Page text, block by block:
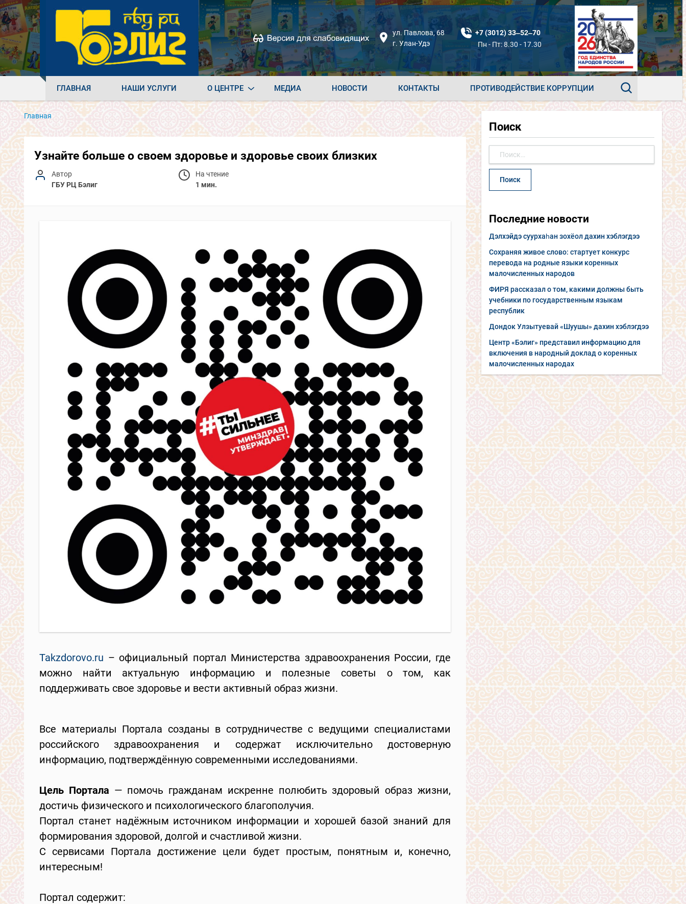
ул. Павлова, 68
г. Улан-Удэ
+7 (3012) 33‒52‒70
Пн - Пт: 8.30 - 17.30
ГЛАВНАЯ НАШИ УСЛУГИ О ЦЕНТРЕ МЕДИА НОВОСТИ КОНТАКТЫ ПРОТИВОДЕЙСТВИЕ КОРРУПЦИИ
Главная
Узнайте больше о своем здоровье и здоровье своих близких
Автор
ГБУ РЦ Бэлиг
На чтение
1 мин.
Takzdorovo.ru – официальный портал Министерства здравоохранения России, где
можно найти актуальную информацию и полезные советы о том, как
поддерживать свое здоровье и вести активный образ жизни.
Все материалы Портала созданы в сотрудничестве с ведущими специалистами
российского здравоохранения и содержат исключительно достоверную
информацию, подтверждённую современными исследованиями.
Цель Портала — помочь гражданам искренне полюбить здоровый образ жизни,
достичь физического и психологического благополучия.
Портал станет надёжным источником информации и хорошей базой знаний для
формирования здоровой, долгой и счастливой жизни.
С сервисами Портала достижение цели будет простым, понятным и, конечно,
интересным!
Портал содержит:
Поиск
Последние новости
Дэлхэйдэ суурхаһан зохёол дахин хэблэгдээ
Сохраняя живое слово: стартует конкурс
перевода на родные языки коренных
малочисленных народов
ФИРЯ рассказал о том, какими должны быть
учебники по государственным языкам
республик
Дондок Улзытуевай «Шуушы» дахин хэблэгдээ
Центр «Бэлиг» представил информацию для
включения в народный доклад о коренных
малочисленных народах